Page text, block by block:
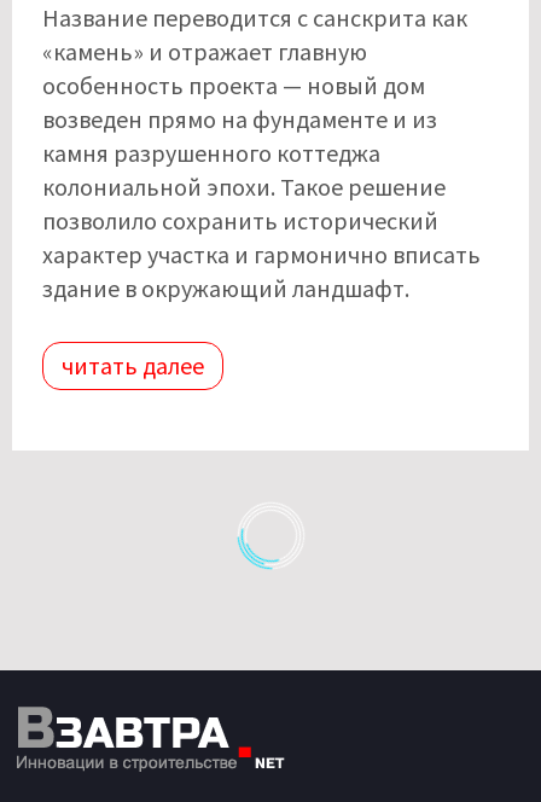
Название переводится с санскрита как
«камень» и отражает главную
особенность проекта — новый дом
возведен прямо на фундаменте и из
камня разрушенного коттеджа
колониальной эпохи. Такое решение
позволило сохранить исторический
характер участка и гармонично вписать
здание в окружающий ландшафт.
читать далее